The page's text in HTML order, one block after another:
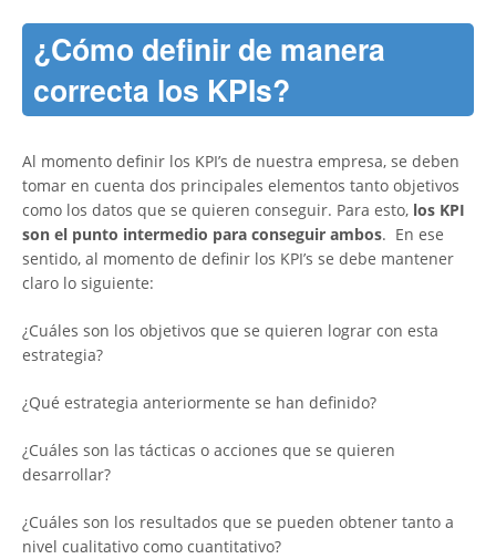
¿Cómo definir de manera
correcta los KPIs?
Al momento definir los KPI’s de nuestra empresa, se deben
tomar en cuenta dos principales elementos tanto objetivos
como los datos que se quieren conseguir. Para esto, los KPI
son el punto intermedio para conseguir ambos. En ese
sentido, al momento de definir los KPI’s se debe mantener
claro lo siguiente:
¿Cuáles son los objetivos que se quieren lograr con esta
estrategia?
¿Qué estrategia anteriormente se han definido?
¿Cuáles son las tácticas o acciones que se quieren
desarrollar?
¿Cuáles son los resultados que se pueden obtener tanto a
nivel cualitativo como cuantitativo?